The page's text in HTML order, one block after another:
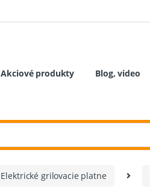
Akciové produkty Blog, video
Elektrické grilovacie platne